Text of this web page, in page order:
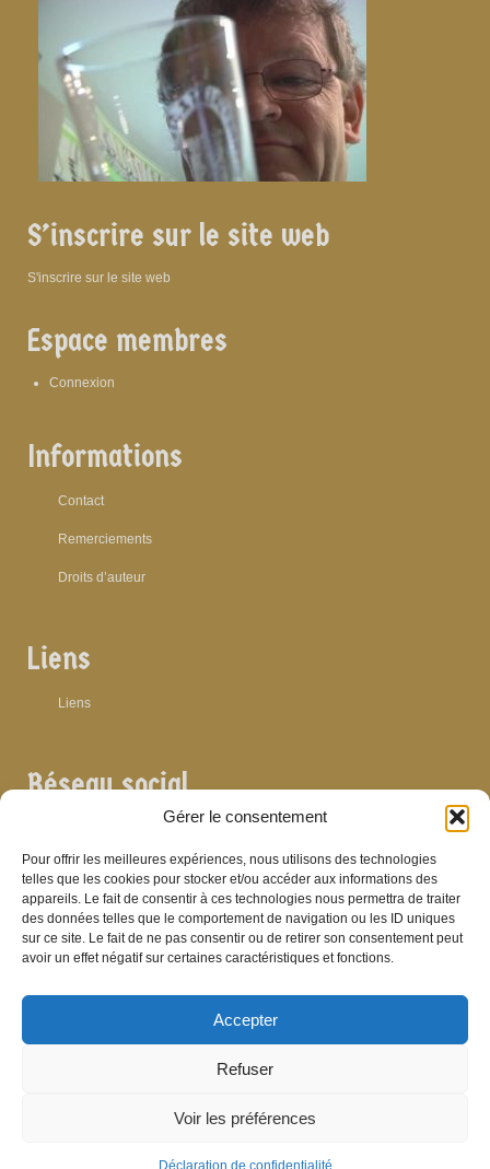
Gérer le consentement
Pour offrir les meilleures expériences, nous utilisons des technologies
telles que les cookies pour stocker et/ou accéder aux informations des
appareils. Le fait de consentir à ces technologies nous permettra de traiter
des données telles que le comportement de navigation ou les ID uniques
sur ce site. Le fait de ne pas consentir ou de retirer son consentement peut
avoir un effet négatif sur certaines caractéristiques et fonctions.
Accepter
Refuser
Voir les préférences
Déclaration de confidentialité
S’inscrire sur le site web
S'inscrire sur le site web
Espace membres
Connexion
Informations
Contact
Remerciements
Droits d’auteur
Liens
Liens
Réseau social
Archives
Archives
Bibliographie
© Brasserie de Dinant (anciens établissements Laurent et Stévenart) 2006-2026 -